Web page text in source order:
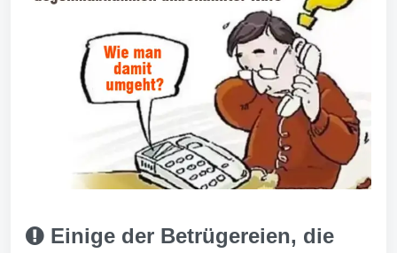
Einige der Betrügereien, die